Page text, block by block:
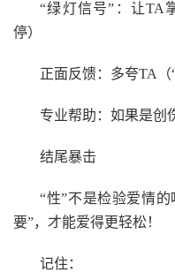
“绿灯信号”：让TA
停）
正面反馈：多夸TA（
专业帮助：如果是创
结尾暴击
“性”不是检验爱情
要”，才能爱得更轻松！
记住：